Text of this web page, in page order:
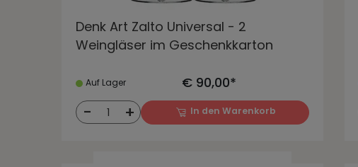
Denk Art Zalto Universal - 2
Weingläser im Geschenkkarton
Auf Lager € 90,00*
- 1 + In den Warenkorb